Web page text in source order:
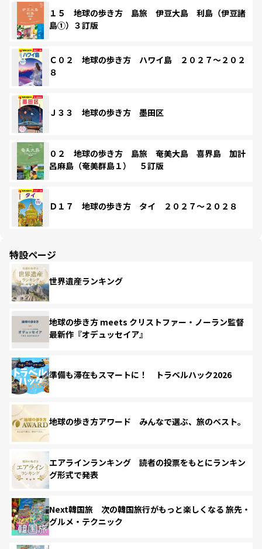
１５ 地球の歩き方 島旅 伊豆大島 利島（伊豆諸
島①）３訂版
Ｃ０２ 地球の歩き方 ハワイ島 ２０２７～２０２
８
Ｊ３３ 地球の歩き方 墨田区
０２ 地球の歩き方 島旅 奄美大島 喜界島 加計
呂麻島（奄美群島１） ５訂版
Ｄ１７ 地球の歩き方 タイ ２０２７～２０２８
特設ページ
世界遺産ランキング
地球の歩き方 meets クリストファー・ノーラン監督
最新作『オデュッセイア』
準備も滞在もスマートに！ トラベルハック2026
地球の歩き方アワード みんなで選ぶ、旅のベスト。
エアラインランキング 読者の投票をもとにランキン
グ形式で発表
Next韓国旅 次の韓国旅行がもっと楽しくなる 旅先・
グルメ・テクニック